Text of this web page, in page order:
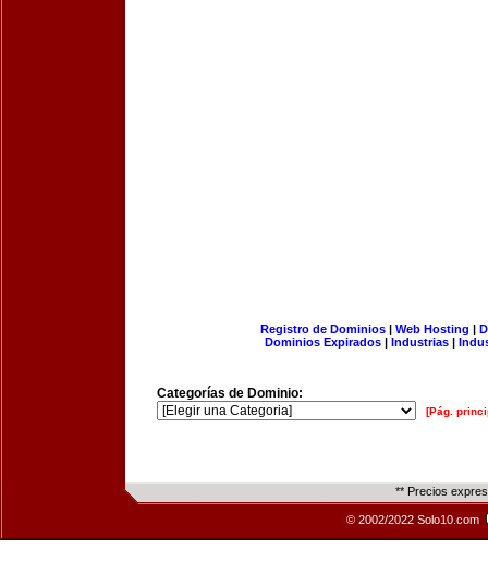
Registro de Dominios| Web Hosting |
Dominios Expirados | Industrias |
Categorías de Dominio:
[Pág.
** Precios
© 2002/2022 Solo10.com